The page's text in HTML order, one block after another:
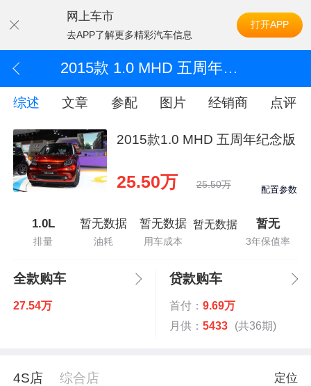
网上车市
去APP了解更多精彩汽车信息
打开APP
2015款 1.0 MHD 五周年纪念版
综述 文章 参配 图片 经销商 点评
2015款1.0 MHD 五周年纪念版
25.50万 25.50万 配置参数
1.0L
排量
暂无数据
油耗
暂无数据
用车成本
暂无数据 暂无
3年保值率
全款购车
27.54万
贷款购车
首付： 9.69万
月供： 5433 (共36期)
4S店 综合店 定位